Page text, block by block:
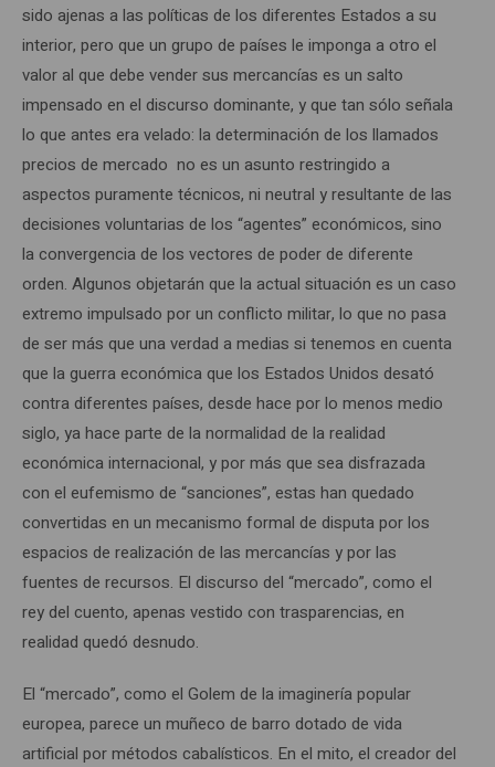
sido ajenas a las políticas de los diferentes Estados a su
interior, pero que un grupo de países le imponga a otro el
valor al que debe vender sus mercancías es un salto
impensado en el discurso dominante, y que tan sólo señala
lo que antes era velado: la determinación de los llamados
precios de mercado no es un asunto restringido a
aspectos puramente técnicos, ni neutral y resultante de las
decisiones voluntarias de los “agentes” económicos, sino
la convergencia de los vectores de poder de diferente
orden. Algunos objetarán que la actual situación es un caso
extremo impulsado por un conflicto militar, lo que no pasa
de ser más que una verdad a medias si tenemos en cuenta
que la guerra económica que los Estados Unidos desató
contra diferentes países, desde hace por lo menos medio
siglo, ya hace parte de la normalidad de la realidad
económica internacional, y por más que sea disfrazada
con el eufemismo de “sanciones”, estas han quedado
convertidas en un mecanismo formal de disputa por los
espacios de realización de las mercancías y por las
fuentes de recursos. El discurso del “mercado”, como el
rey del cuento, apenas vestido con trasparencias, en
realidad quedó desnudo.
El “mercado”, como el Golem de la imaginería popular
europea, parece un muñeco de barro dotado de vida
artificial por métodos cabalísticos. En el mito, el creador del